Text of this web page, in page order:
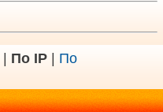
По IP
По